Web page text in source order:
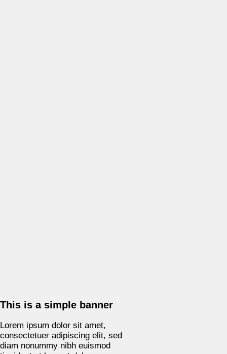
This is a simple banner
Lorem ipsum dolor sit amet,
consectetuer adipiscing elit, sed
diam nonummy nibh euismod